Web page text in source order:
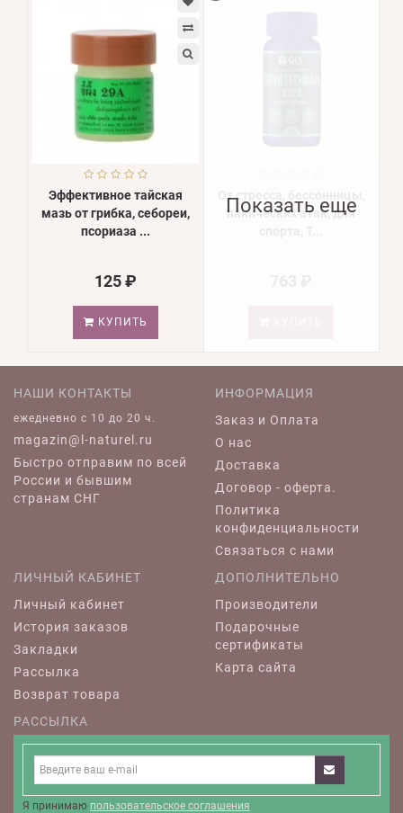
Эффективное тайская
мазь от грибка, себореи,
псориаза ...
125 ₽
КУПИТЬ
От стресса, бессонницы,
панических атак, для
Показать еще
НАШИ КОНТАКТЫ
ежедневно c 10 до 20 ч.
magazin@l-naturel.ru
Быстро отправим по всей
России и бывшим
странам СНГ
ИНФОРМАЦИЯ
Заказ и Оплата
О нас
Доставка
Договор - оферта.
Политика
конфиденциальности
Связаться с нами
ЛИЧНЫЙ КАБИНЕТ
Личный кабинет
История заказов
Закладки
Рассылка
Возврат товара
ДОПОЛНИТЕЛЬНО
Производители
Подарочные
сертификаты
Карта сайта
РАССЫЛКА
Я принимаю пользовательское соглашения